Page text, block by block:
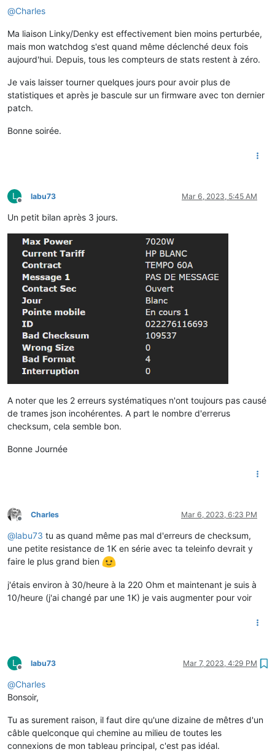
@Charles
Ma liaison Linky/Denky est effectivement bien moins perturbée,
mais mon watchdog s'est quand même déclenché deux fois
aujourd'hui. Depuis, tous les compteurs de stats restent à zéro.
Je vais laisser tourner quelques jours pour avoir plus de
statistiques et après je bascule sur un firmware avec ton dernier
patch.
Bonne soirée.
L
Offline
labu73 Mar 6, 2023, 5:45 AM
Un petit bilan après 3 jours.
A noter que les 2 erreurs systématiques n'ont toujours pas causé
de trames json incohérentes. A part le nombre d'errerus
checksum, cela semble bon.
Bonne Journée
Offline
Charles Mar 6, 2023, 6:23 PM
@labu73 tu as quand même pas mal d'erreurs de checksum,
une petite resistance de 1K en série avec ta teleinfo devrait y
faire le plus grand bien
j'étais environ à 30/heure à la 220 Ohm et maintenant je suis à
10/heure (j'ai changé par une 1K) je vais augmenter pour voir
L
Offline
labu73 Mar 7, 2023, 4:29 PM
@Charles
Bonsoir,
Tu as surement raison, il faut dire qu'une dizaine de mêtres d'un
câble quelconque qui chemine au milieu de toutes les
connexions de mon tableau principal, c'est pas idéal.